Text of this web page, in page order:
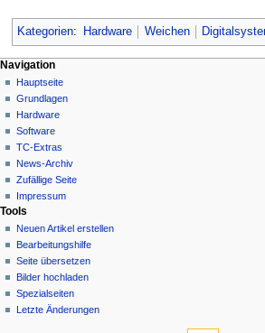
Kategorien: Hardware Weichen
N
a
v
g
a
i
o
n
s
m
e
Seitenaktionen
Seite
Diskussion
Lesen
Quelltext
anzeigen
Versionsgeschichte
Meine Werkzeuge
Deutsch
Anmelden
Navigation
Hauptseite
Grundlagen
Hardware
Software
TC-Extras
News-Archiv
Zufällige Seite
Impressum
Tools
Neuen Artikel erstellen
Bearbeitungshilfe
Seite übersetzen
Bilder hochladen
Spezialseiten
Letzte Änderungen